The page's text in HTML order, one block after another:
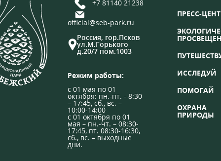
+7 81140 21238
official@seb-park.ru
Россия, гор.Псков
ул.М.Горького
д.20/7 пом.1003
Режим работы:
с 01 мая по 01
октября: пн.-пт. - 8:30
– 17:45, сб., вс. –
10:00-14:00
с 01 октября по 01
мая – пн.-чт. – 08:30-
17:45, пт. 08:30-16:30,
сб., вс. – выходные
дни.
ПРЕСС-
ИССЛЕДУЙ
ПОМОГАЙ
ОХРАНА
ПРИРОДЫ